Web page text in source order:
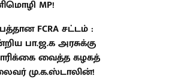
சட்டம் : ஒன்றிய
கோரிக்கை
தலைவர்